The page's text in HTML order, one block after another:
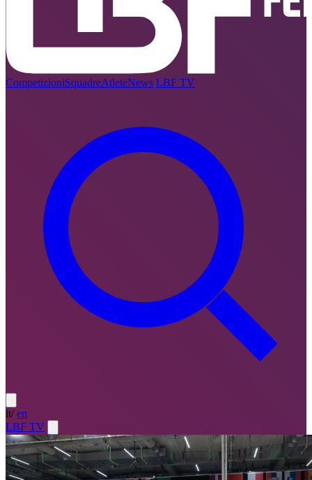
CompetizioniSquadreAtleteNews LBF TV
it/ en
LBF TV